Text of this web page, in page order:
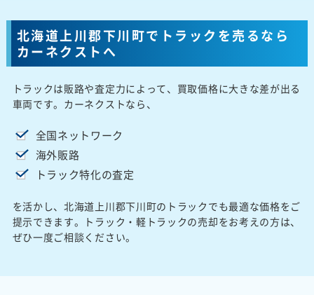
北海道上川郡下川町でトラックを売るなら
カーネクストへ
トラックは販路や査定力によって、買取価格に大きな差が出る
車両です。カーネクストなら、
全国ネットワーク
海外販路
トラック特化の査定
を活かし、北海道上川郡下川町のトラックでも最適な価格をご
提示できます。トラック・軽トラックの売却をお考えの方は、
ぜひ一度ご相談ください。